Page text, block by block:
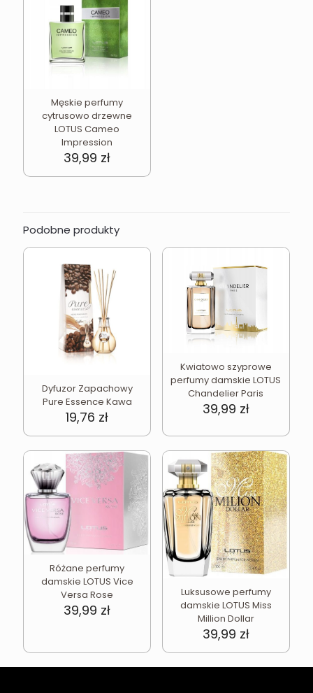
Męskie perfumy
cytrusowo drzewne
LOTUS Cameo
Impression
39,99 zł
Podobne produkty
Dyfuzor Zapachowy
Pure Essence Kawa
19,76 zł
Kwiatowo szyprowe
perfumy damskie LOTUS
Chandelier Paris
39,99 zł
Różane perfumy
damskie LOTUS Vice
Versa Rose
39,99 zł
Luksusowe perfumy
damskie LOTUS Miss
Million Dollar
39,99 zł